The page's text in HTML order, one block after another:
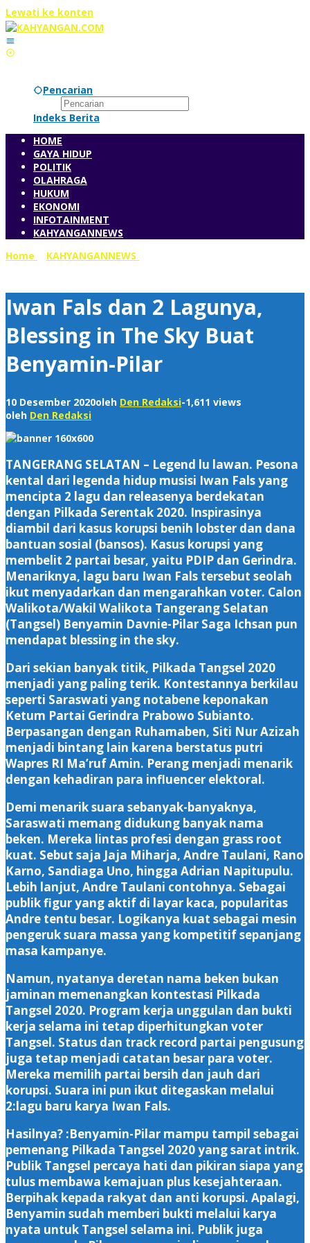
Lewati ke konten
Pencarian
Indeks Berita
HOME
GAYA HIDUP
POLITIK
OLAHRAGA
HUKUM
EKONOMI
INFOTAINMENT
KAHYANGANNEWS
Home
KAHYANGANNEWS
Iwan Fals dan 2 Lagunya,
Blessing in The Sky Buat
Benyamin-Pilar
10 Desember 2020oleh Den Redaksi-1,611 views
oleh Den Redaksi
TANGERANG SELATAN – Legend lu lawan. Pesona
kental dari legenda hidup musisi Iwan Fals yang
mencipta 2 lagu dan releasenya berdekatan
dengan Pilkada Serentak 2020. Inspirasinya
diambil dari kasus korupsi benih lobster dan dana
bantuan sosial (bansos). Kasus korupsi yang
membelit 2 partai besar, yaitu PDIP dan Gerindra.
Menariknya, lagu baru Iwan Fals tersebut seolah
ikut menyadarkan dan mengarahkan voter. Calon
Walikota/Wakil Walikota Tangerang Selatan
(Tangsel) Benyamin Davnie-Pilar Saga Ichsan pun
mendapat blessing in the sky.
Dari sekian banyak titik, Pilkada Tangsel 2020
menjadi yang paling terik. Kontestannya berkilau
seperti Saraswati yang notabene keponakan
Ketum Partai Gerindra Prabowo Subianto.
Berpasangan dengan Ruhamaben, Siti Nur Azizah
menjadi bintang lain karena berstatus putri
Wapres RI Ma’ruf Amin. Perang menjadi menarik
dengan kehadiran para influencer elektoral.
Demi menarik suara sebanyak-banyaknya,
Saraswati memang didukung banyak nama
beken. Mereka lintas profesi dengan grass root
kuat. Sebut saja Jaja Miharja, Andre Taulani, Rano
Karno, Sandiaga Uno, hingga Adrian Napitupulu.
Lebih lanjut, Andre Taulani contohnya. Sebagai
publik figur yang aktif di layar kaca, popularitas
Andre tentu besar. Logikanya kuat sebagai mesin
pengeruk suara massa yang kompetitif sepanjang
masa kampanye.
Namun, nyatanya deretan nama beken bukan
jaminan memenangkan kontestasi Pilkada
Tangsel 2020. Program kerja unggulan dan bukti
kerja selama ini tetap diperhitungkan voter
Tangsel. Status dan track record partai pengusung
juga tetap menjadi catatan besar para voter.
Mereka memilih partai bersih dan jauh dari
korupsi. Suara ini pun ikut ditegaskan melalui
2:lagu baru karya Iwan Fals.
Hasilnya? :Benyamin-Pilar mampu tampil sebagai
pemenang Pilkada Tangsel 2020 yang sarat intrik.
Publik Tangsel percaya hati dan pikiran siapa yang
tulus membawa kemajuan plus kesejahteraan.
Berpihak kepada rakyat dan anti korupsi. Apalagi,
Benyamin sudah memberi bukti melalui karya
nyata untuk Tangsel selama ini. Publik juga